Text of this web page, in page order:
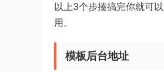
以上3个步揍搞完你就可
用。
模板后台地址